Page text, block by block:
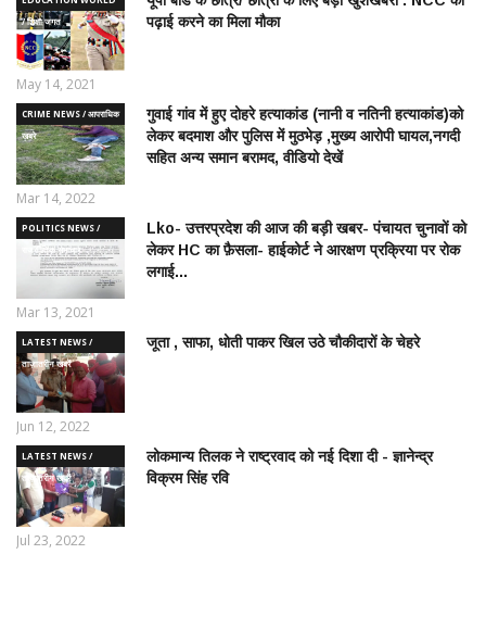
/ शिक्षा जगत
पढ़ाई करने का मिला मौका
May 14, 2021
CRIME NEWS / आपराधिक
ख़बरे
गुवाई गांव में हुए दोहरे हत्याकांड (नानी व नतिनी हत्याकांड)को
लेकर बदमाश और पुलिस में मुठभेड़ ,मुख्य आरोपी घायल,नगदी
सहित अन्य समान बरामद, वीडियो देखें
Mar 14, 2022
POLITICS NEWS /
राजनीतिक समाचार
Lko- उत्तरप्रदेश की आज की बड़ी खबर- पंचायत चुनावों को
लेकर HC का फ़ैसला- हाईकोर्ट ने आरक्षण प्रक्रिया पर रोक
लगाई...
Mar 13, 2021
LATEST NEWS /
ताज़ातरीन खबरें
जूता , साफा, धोती पाकर खिल उठे चौकीदारों के चेहरे
Jun 12, 2022
LATEST NEWS /
ताज़ातरीन खबरें
लोकमान्य तिलक ने राष्ट्रवाद को नई दिशा दी - ज्ञानेन्द्र
विक्रम सिंह रवि
Jul 23, 2022